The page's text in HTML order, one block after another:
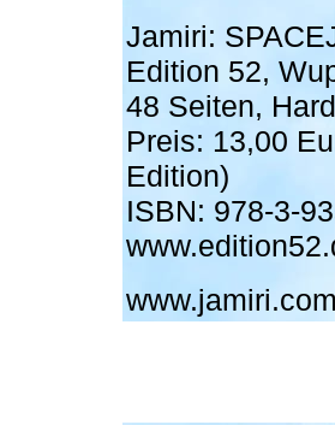
Jamiri:
Edition 52,
48 Seiten,
Preis: 13,00
Edition)
ISBN: 978-3-
www.jamiri.com